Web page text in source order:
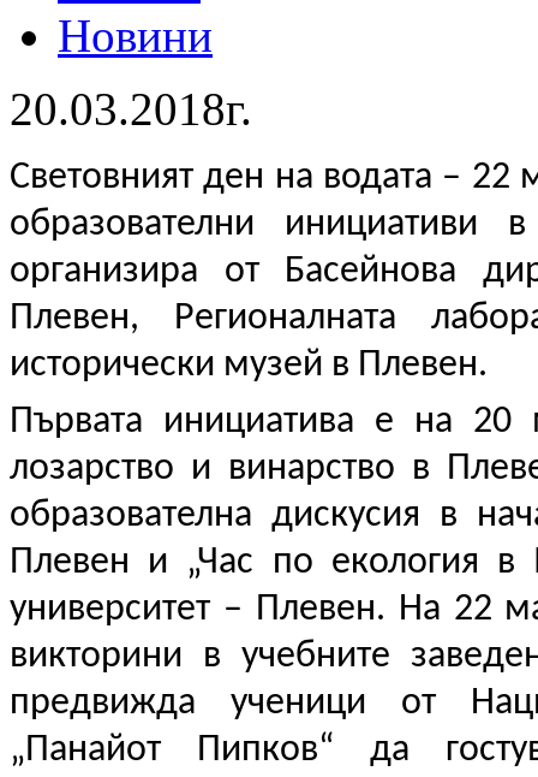
Новини
20.03.2018г.
Световният ден на водата –
образователни инициативи
организира от Басейнова
Плевен, Регионалната
исторически музей в Плевен.
Първата инициатива е на
лозарство и винарство в
образователна дискусия в
Плевен и „Час по екология в
университет – Плевен. На 22
викторини в учебните
предвижда ученици от
„Панайот Пипков“ да